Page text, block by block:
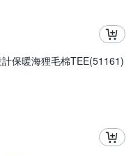
保暖海狸毛棉TEE(51161)